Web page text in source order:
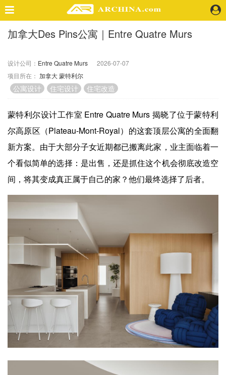
精选案例
景 观
室 内
视 频
头条资讯
机 构
人 物
地 产
快速搜索
企业招聘
企业会员
关于投稿
广告投放
关于我们
联系我们
加拿大Des Pins公寓｜Entre Quatre Murs
设计公司： Entre Quatre Murs
2026-07-07
项目所在： 加拿大蒙特利尔
公寓设计 住宅设计 住宅改造
蒙特利尔设计工作室 Entre Quatre Murs 揭晓了位于蒙特利
尔高原区（Plateau-Mont-Royal）的这套顶层公寓的全面翻
新方案。由于大部分子女近期都已搬离此家，业主面临着一
个看似简单的选择：是出售，还是抓住这个机会彻底改造空
间，将其变成真正属于自己的家？他们最终选择了后者。